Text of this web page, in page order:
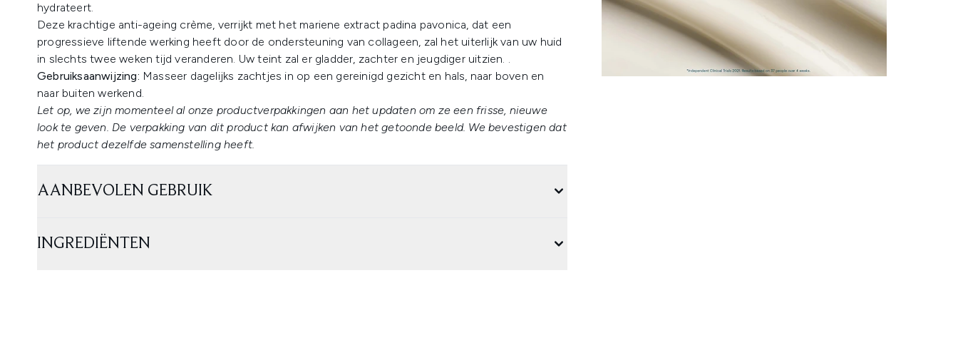
hydrateert.
Deze krachtige anti-ageing crème, verrijkt met het mariene extract padina pavonica, dat een
progressieve liftende werking heeft door de ondersteuning van collageen, zal het uiterlijk van uw huid
in slechts twee weken tijd veranderen. Uw teint zal er gladder, zachter en jeugdiger uitzien. .
Gebruiksaanwijzing: Masseer dagelijks zachtjes in op een gereinigd gezicht en hals, naar boven en
naar buiten werkend.
Let op, we zijn momenteel al onze productverpakkingen aan het updaten om ze een frisse, nieuwe
look te geven. De verpakking van dit product kan afwijken van het getoonde beeld. We bevestigen dat
het product dezelfde samenstelling heeft.
AANBEVOLEN GEBRUIK
INGREDIËNTEN